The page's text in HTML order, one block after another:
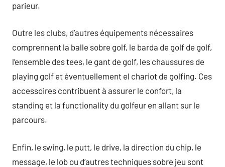
parieur.
Outre les clubs, d’autres équipements nécessaires
comprennent la balle sobre golf, le barda de golf de golf,
l’ensemble des tees, le gant de golf, les chaussures de
playing golf et éventuellement el chariot de golfing. Ces
accessoires contribuent à assurer le confort, la
standing et la functionality du golfeur en allant sur le
parcours.
Enfin, le swing, le putt, le drive, la direction du chip, le
message, le lob ou d’autres techniques sobre jeu sont